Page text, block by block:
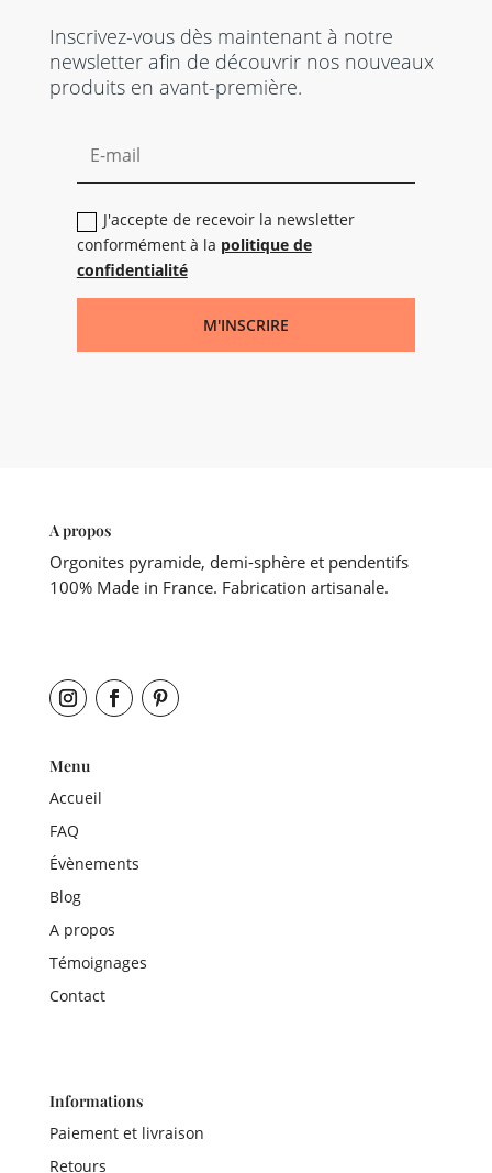
Inscrivez-vous dès maintenant à notre
newsletter afin de découvrir nos nouveaux
produits en avant-première.
J'accepte de recevoir la newsletter
conformément à la politique de
confidentialité
M'INSCRIRE
A propos
Orgonites pyramide, demi-sphère et pendentifs
100% Made in France. Fabrication artisanale.
Menu
Accueil
FAQ
Évènements
Blog
A propos
Témoignages
Contact
Informations
Paiement et livraison
Retours